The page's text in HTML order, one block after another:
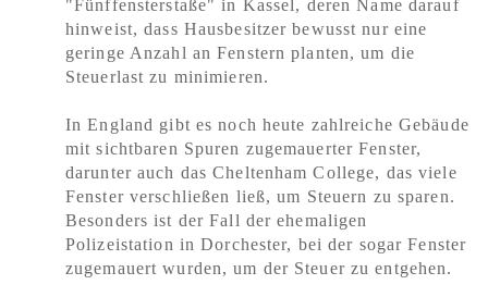
"Fünffensterstaße" in Kassel, deren Name darauf
hinweist, dass Hausbesitzer bewusst nur eine
geringe Anzahl an Fenstern planten, um die
Steuerlast zu minimieren.
In England gibt es noch heute zahlreiche Gebäude
mit sichtbaren Spuren zugemauerter Fenster,
darunter auch das Cheltenham College, das viele
Fenster verschließen ließ, um Steuern zu sparen.
Besonders ist der Fall der ehemaligen
Polizeistation in Dorchester, bei der sogar Fenster
zugemauert wurden, um der Steuer zu entgehen.